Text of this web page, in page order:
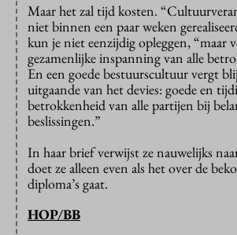
Maar het zal tijd kosten.
niet binnen een paar weken
kun je niet eenzijdig opleggen, “maar
gezamenlijke inspanning van alle
En een goede bestuurscultuur vergt
uitgaande van het devies: goede en
betrokkenheid van alle partijen bij
beslissingen.”
In haar brief verwijst ze nauwelijks
doet ze alleen even als het over de
diploma’s gaat.
HOP/BB